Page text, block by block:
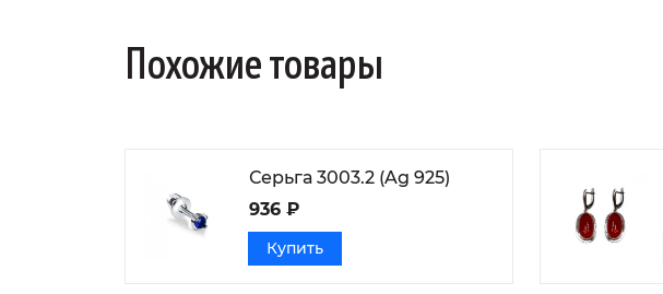
Похожие товары
Серьга 3003.2 (Ag 925)
936 ₽
Купить